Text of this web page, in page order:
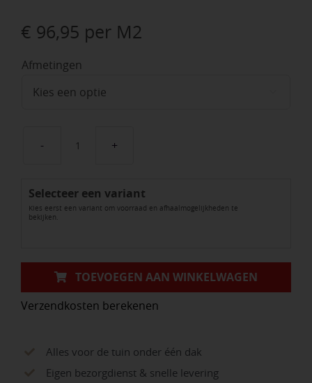
€ 96,95 per M2
Afmetingen
GeoCeramica®
Bianco
aantal
Selecteer een variant
Kies eerst een variant om voorraad en afhaalmogelijkheden te
bekijken.
TOEVOEGEN AAN WINKELWAGEN
Verzendkosten berekenen
Alles voor de tuin onder één dak
Eigen bezorgdienst & snelle levering